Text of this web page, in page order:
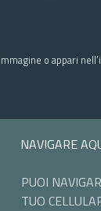
o appari
NAVIGARE
PUOI
TUO